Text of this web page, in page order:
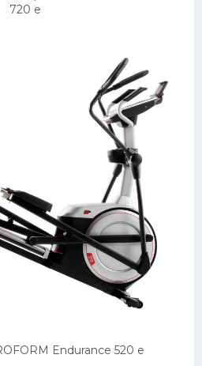
720 e
Endurance 520 e